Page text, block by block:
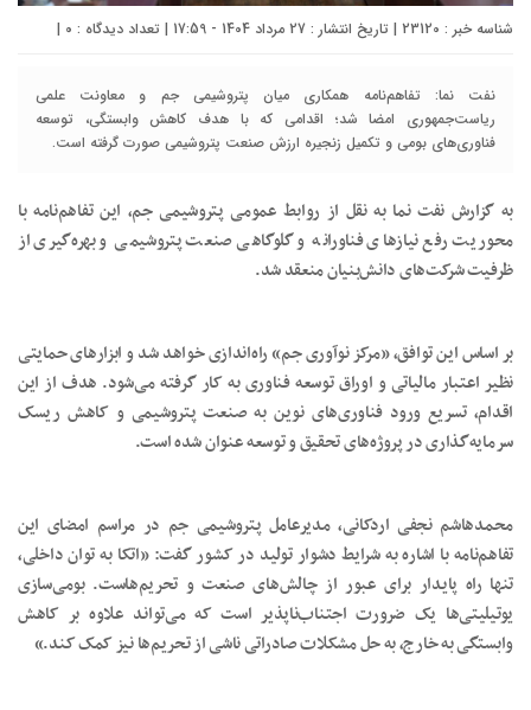
شناسه خبر : 23120 | تاریخ انتشار : 27 مرداد 1404 - 17:59 | تعداد دیدگاه : ۰ |
نفت نما: تفاهم‌نامه همکاری میان پتروشیمی جم و معاونت علمی
ریاست‌جمهوری امضا شد؛ اقدامی که با هدف کاهش وابستگی، توسعه
فناوری‌های بومی و تکمیل زنجیره ارزش صنعت پتروشیمی صورت گرفته است.
به گزارش نفت نما به نقل از روابط عمومی پتروشیمی جم، این تفاهم‌نامه با
محوریت رفع نیازهای فناورانه و گلوگاهی صنعت پتروشیمی و بهره‌گیری از
ظرفیت شرکت‌های دانش‌بنیان منعقد شد.
بر اساس این توافق، «مرکز نوآوری جم» راه‌اندازی خواهد شد و ابزارهای حمایتی
نظیر اعتبار مالیاتی و اوراق توسعه فناوری به کار گرفته می‌شود. هدف از این
اقدام، تسریع ورود فناوری‌های نوین به صنعت پتروشیمی و کاهش ریسک
سرمایه‌گذاری در پروژه‌های تحقیق و توسعه عنوان شده است.
محمدهاشم نجفی اردکانی، مدیرعامل پتروشیمی جم در مراسم امضای این
تفاهم‌نامه با اشاره به شرایط دشوار تولید در کشور گفت: «اتکا به توان داخلی،
تنها راه پایدار برای عبور از چالش‌های صنعت و تحریم‌هاست. بومی‌سازی
یوتیلیتی‌ها یک ضرورت اجتناب‌ناپذیر است که می‌تواند علاوه بر کاهش
وابستگی به خارج، به حل مشکلات صادراتی ناشی از تحریم‌ها نیز کمک کند.»